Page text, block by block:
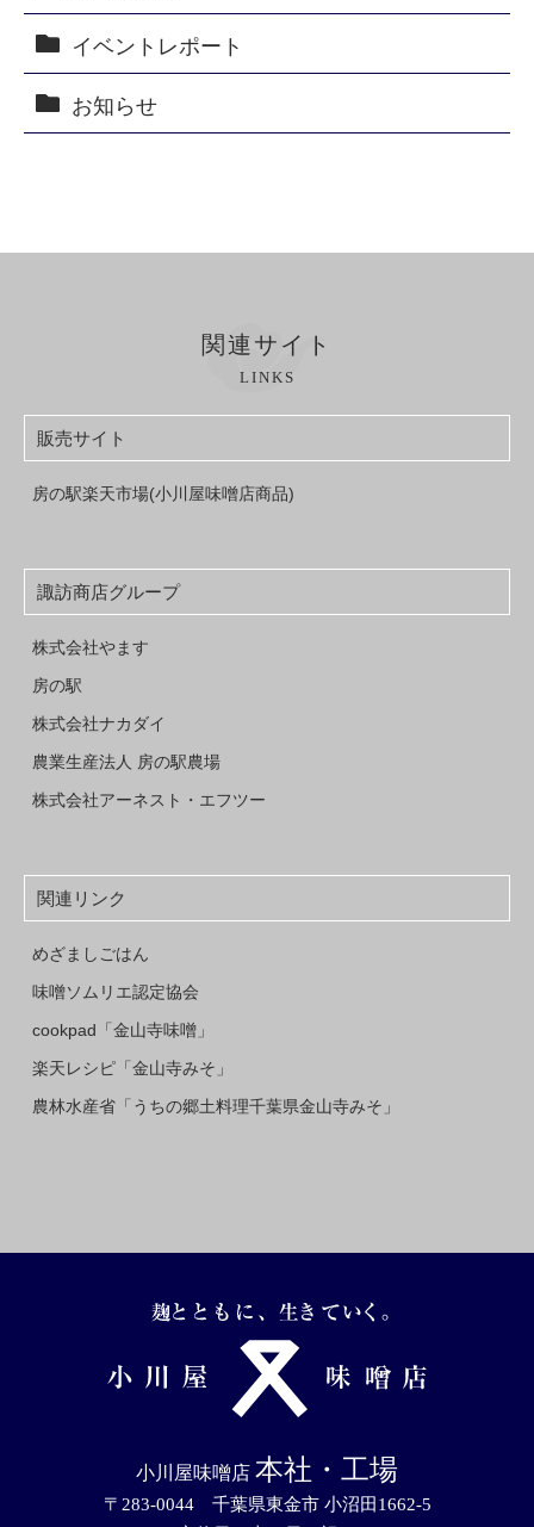
イベントレポート
お知らせ
関連サイト
LINKS
販売サイト
房の駅楽天市場(小川屋味噌店商品)
諏訪商店グループ
株式会社やます
房の駅
株式会社ナカダイ
農業生産法人 房の駅農場
株式会社アーネスト・エフツー
関連リンク
めざましごはん
味噌ソムリエ認定協会
cookpad「金山寺味噌」
楽天レシピ「金山寺みそ」
農林水産省「うちの郷土料理千葉県金山寺みそ」
小川屋味噌店 本社・工場
〒283-0044 千葉県東金市 小沼田1662-5